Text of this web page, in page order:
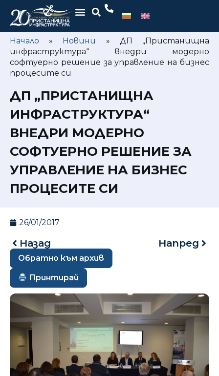
Начало » Новини » ДП „Пристанищна
инфраструктура“ внедри модерно
софтуерно решение за управление на бизнес
процесите си
ДП „ПРИСТАНИЩНА
ИНФРАСТРУКТУРА“
ВНЕДРИ МОДЕРНО
СОФТУЕРНО РЕШЕНИЕ ЗА
УПРАВЛЕНИЕ НА БИЗНЕС
ПРОЦЕСИТЕ СИ
26/01/2017
Назад Напред
Обратно към архив
Принтирай